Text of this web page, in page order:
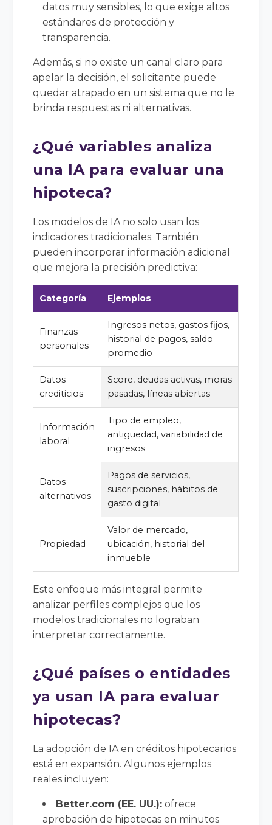
datos muy sensibles, lo que exige altos
estándares de protección y
transparencia.
Además, si no existe un canal claro para
apelar la decisión, el solicitante puede
quedar atrapado en un sistema que no le
brinda respuestas ni alternativas.
¿Qué variables analiza
una IA para evaluar una
hipoteca?
Los modelos de IA no solo usan los
indicadores tradicionales. También
pueden incorporar información adicional
que mejora la precisión predictiva:
Categoría Ejemplos
Finanzas
personales
Ingresos netos, gastos fijos,
historial de pagos, saldo
promedio
Datos
crediticios
Score, deudas activas, moras
pasadas, líneas abiertas
Información
laboral
Tipo de empleo,
antigüedad, variabilidad de
ingresos
Datos
alternativos
Pagos de servicios,
suscripciones, hábitos de
gasto digital
Propiedad
Valor de mercado,
ubicación, historial del
inmueble
Este enfoque más integral permite
analizar perfiles complejos que los
modelos tradicionales no lograban
interpretar correctamente.
¿Qué países o entidades
ya usan IA para evaluar
hipotecas?
La adopción de IA en créditos hipotecarios
está en expansión. Algunos ejemplos
reales incluyen:
Better.com (EE. UU.): ofrece
aprobación de hipotecas en minutos